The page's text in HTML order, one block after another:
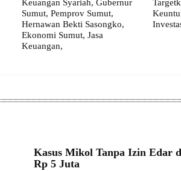
Keuangan Syariah, Gubernur
Sumut, Pemprov Sumut,
Hernawan Bekti Sasongko,
Ekonomi Sumut, Jasa
Keuangan,
Kasus Mikol Tanpa Izin Edar
Rp 5 Juta